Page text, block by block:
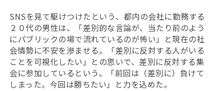
SNSを見て駆けつけたという、都内の会社に勤務する
２０代の男性は、「差別的な言論が、当たり前のよう
にパブリックの場で流れているのが怖い」と現在の社
会情勢に不安を滲ませる。「差別に反対する人がいる
ことを可視化したい」との思いで、差別に反対する集
会に参加しているという。「前回は（差別に）負けて
しまった。今回は勝ちたい」と力を込めた。